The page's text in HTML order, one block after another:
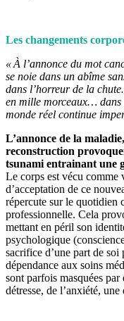
Les changements
« À l’annonce du mot
se noie dans un abîme
dans l’horreur de la
en mille morceaux… dans
monde réel continue
L’annonce de la
reconstruction
tsunami entrainant une
Le corps est vécu comme
d’acceptation de ce
répercute sur le quotidien
professionnelle. Cela
mettant en péril son
psychologique
sacrifice d’une part de
dépendance aux soins
sont parfois masquées
détresse, de l’anxiété,